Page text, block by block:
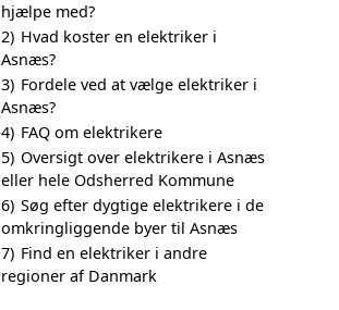
hjælpe med?
2) Hvad koster en elektriker i
Asnæs?
3) Fordele ved at vælge elektriker i
Asnæs?
4) FAQ om elektrikere
5) Oversigt over elektrikere i Asnæs
eller hele Odsherred Kommune
6) Søg efter dygtige elektrikere i de
omkringliggende byer til Asnæs
7) Find en elektriker i andre
regioner af Danmark